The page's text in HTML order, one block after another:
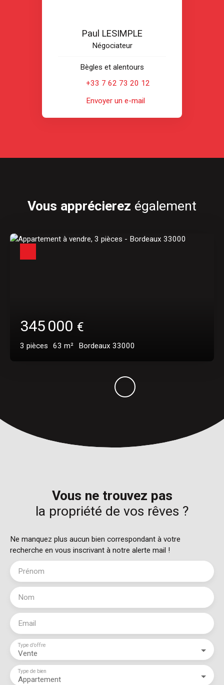
Paul LESIMPLE
Négociateur
Bègles et alentours
+33 7 62 73 20 12
Envoyer un e-mail
Vous apprécierez également
345 000 €
3 pièces 63 m² Bordeaux 33000
Vous ne trouvez pas
la propriété de vos rêves ?
Ne manquez plus aucun bien correspondant à votre
recherche en vous inscrivant à notre alerte mail !
Prénom
Nom
Email
Vente
Type d'offre
Appartement
Type de bien